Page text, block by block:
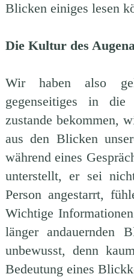
Blicken einiges lesen
Die Kultur des
Wir haben also
gegenseitiges in
zustande bekommen,
aus den Blicken
während eines
unterstellt, er sei
Person angestarrt,
Wichtige
länger
unbewusst, denn
Bedeutung eines